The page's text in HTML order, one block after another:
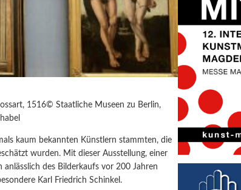
1516© Staatliche Museen zu Berlin,
kaum bekannten Künstlern stammten, die
wurden. Mit dieser Ausstellung, einer
des Bilderkaufs vor 200 Jahren
Karl Friedrich Schinkel.